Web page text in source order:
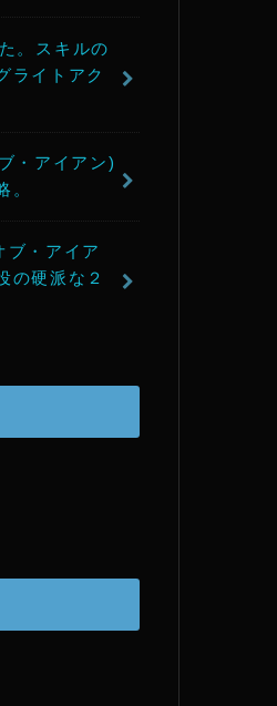
。スキルの
ライトアク
・アイアン)
。
・アイア
の硬派な２